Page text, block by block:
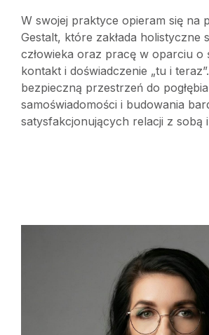
W swojej praktyce opieram się na
Gestalt, które zakłada holistyczne
człowieka oraz pracę w oparciu o
kontakt i doświadczenie „tu i
bezpieczną przestrzeń do
samoświadomości i budowania
satysfakcjonujących relacji z sobą